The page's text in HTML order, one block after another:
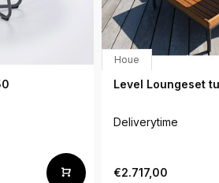
Houe
Level Loungeset
Deliverytime
€2.717,00